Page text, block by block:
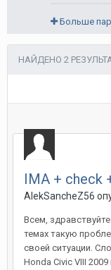
Больше
НАЙДЕНО 2
IMA + check
AlekSancheZ56
Всем,
темах такую
своей ситуации.
Honda Civic VIII